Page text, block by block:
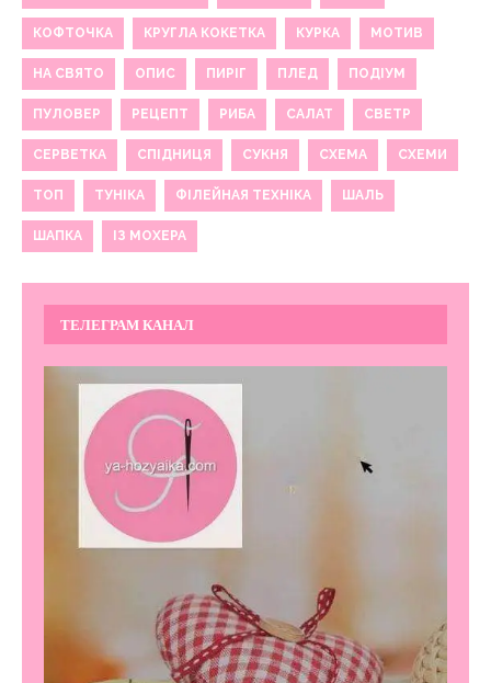
КОФТОЧКА КРУГЛА КОКЕТКА КУРКА МОТИВ
НА СВЯТО ОПИС ПИРІГ ПЛЕД ПОДІУМ
ПУЛОВЕР РЕЦЕПТ РИБА САЛАТ СВЕТР
СЕРВЕТКА СПІДНИЦЯ СУКНЯ СХЕМА СХЕМИ
ТОП ТУНІКА ФІЛЕЙНАЯ ТЕХНІКА ШАЛЬ
ШАПКА ІЗ МОХЕРА
ТЕЛЕГРАМ КАНАЛ